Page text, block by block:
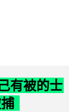
有被的士